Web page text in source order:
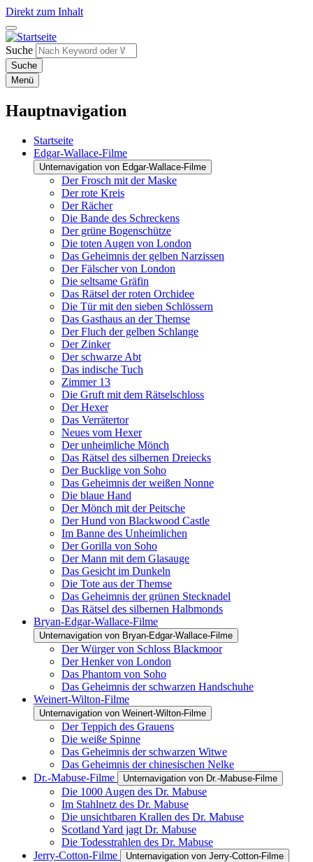
Direkt zum Inhalt
Suche
Menü
Hauptnavigation
Startseite
Edgar-Wallace-Filme
Unternavigation von Edgar-Wallace-Filme
Der Frosch mit der Maske
Der rote Kreis
Der Rächer
Die Bande des Schreckens
Der grüne Bogenschütze
Die toten Augen von London
Das Geheimnis der gelben Narzissen
Der Fälscher von London
Die seltsame Gräfin
Das Rätsel der roten Orchidee
Die Tür mit den sieben Schlössern
Das Gasthaus an der Themse
Der Fluch der gelben Schlange
Der Zinker
Der schwarze Abt
Das indische Tuch
Zimmer 13
Die Gruft mit dem Rätselschloss
Der Hexer
Das Verrätertor
Neues vom Hexer
Der unheimliche Mönch
Das Rätsel des silbernen Dreiecks
Der Bucklige von Soho
Das Geheimnis der weißen Nonne
Die blaue Hand
Der Mönch mit der Peitsche
Der Hund von Blackwood Castle
Im Banne des Unheimlichen
Der Gorilla von Soho
Der Mann mit dem Glasauge
Das Gesicht im Dunkeln
Die Tote aus der Themse
Das Geheimnis der grünen Stecknadel
Das Rätsel des silbernen Halbmonds
Bryan-Edgar-Wallace-Filme
Unternavigation von Bryan-Edgar-Wallace-Filme
Der Würger von Schloss Blackmoor
Der Henker von London
Das Phantom von Soho
Das Geheimnis der schwarzen Handschuhe
Weinert-Wilton-Filme
Unternavigation von Weinert-Wilton-Filme
Der Teppich des Grauens
Die weiße Spinne
Das Geheimnis der schwarzen Witwe
Das Geheimnis der chinesischen Nelke
Dr.-Mabuse-Filme
Unternavigation von Dr.-Mabuse-Filme
Die 1000 Augen des Dr. Mabuse
Im Stahlnetz des Dr. Mabuse
Die unsichtbaren Krallen des Dr. Mabuse
Scotland Yard jagt Dr. Mabuse
Die Todesstrahlen des Dr. Mabuse
Jerry-Cotton-Filme
Unternavigation von Jerry-Cotton-Filme